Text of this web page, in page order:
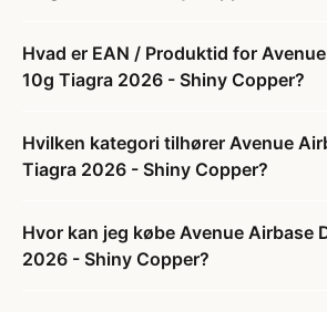
Hvad er EAN / Produktid for
10g Tiagra 2026 - Shiny Copper?
Hvilken kategori tilhører Avenue
Tiagra 2026 - Shiny Copper?
Hvor kan jeg købe Avenue Airbase
2026 - Shiny Copper?